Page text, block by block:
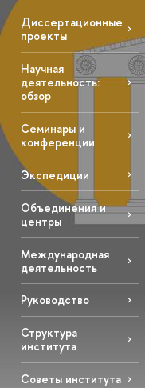
Диссертационные
проекты
Научная
деятельность:
обзор
Семинары и
конференции
Экспедиции
Объединения и
центры
Международная
деятельность
Руководство
Структура
института
Советы института